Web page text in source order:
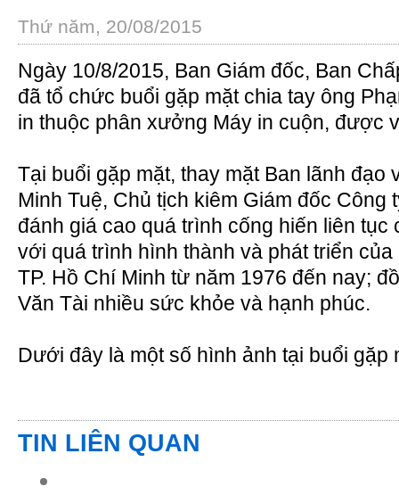
Thứ năm, 20/08/2015
Ngày 10/8/2015, Ban Giám đốc, Ban
đã tổ chức buổi gặp mặt chia tay ông
in thuộc phân xưởng Máy in cuộn, được
Tại buổi gặp mặt, thay mặt Ban lãnh đạo
Minh Tuệ, Chủ tịch kiêm Giám đốc
đánh giá cao quá trình cống hiến liên tục
với quá trình hình thành và phát triển
TP. Hồ Chí Minh từ năm 1976 đến nay;
Văn Tài nhiều sức khỏe và hạnh phúc.
Dưới đây là một số hình ảnh tại buổi gặp
TIN LIÊN QUAN